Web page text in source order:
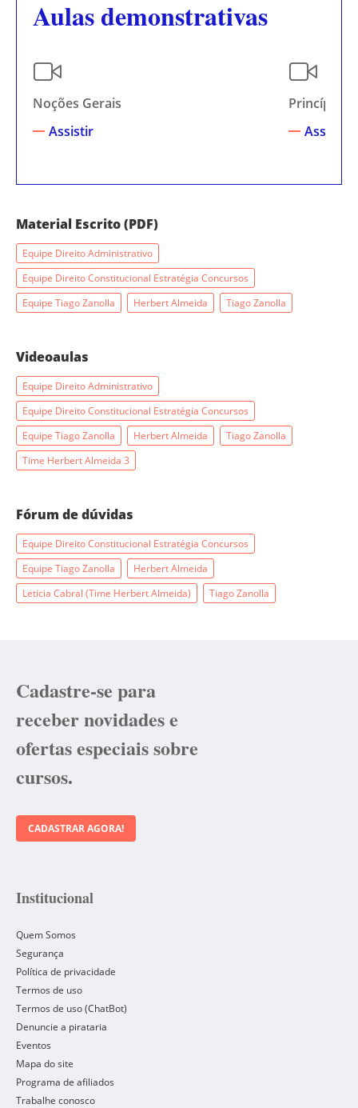
Aulas demonstrativas
Noções Gerais
Assistir
Princípios
Assistir
Material Escrito (PDF)
Equipe Direito Administrativo
Equipe Direito Constitucional Estratégia Concursos
Equipe Tiago Zanolla
Herbert Almeida Tiago Zanolla
Videoaulas
Equipe Direito Administrativo
Equipe Direito Constitucional Estratégia Concursos
Equipe Tiago Zanolla
Herbert Almeida
Tiago Zanolla
Time Herbert Almeida 3
Fórum de dúvidas
Equipe Direito Constitucional Estratégia Concursos
Equipe Tiago Zanolla
Herbert Almeida
Leticia Cabral (Time Herbert Almeida)
Tiago Zanolla
Cadastre-se para
receber novidades e
ofertas especiais sobre
cursos.
CADASTRAR AGORA!
Institucional
Quem Somos
Segurança
Política de privacidade
Termos de uso
Termos de uso (ChatBot)
Denuncie a pirataria
Eventos
Mapa do site
Programa de afiliados
Trabalhe conosco